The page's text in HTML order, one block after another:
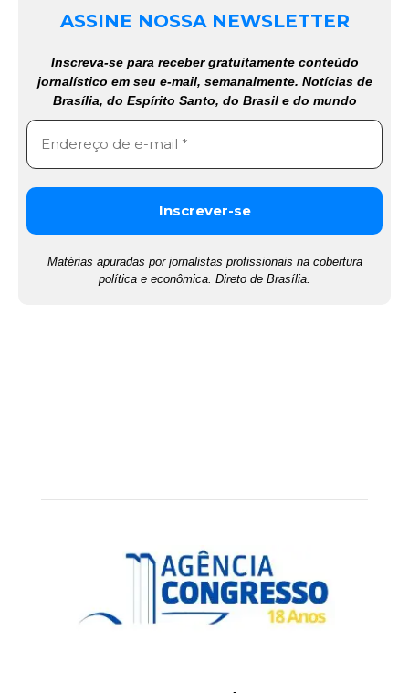
ASSINE NOSSA NEWSLETTER
Inscreva-se para receber gratuitamente conteúdo
jornalístico em seu e-mail, semanalmente. Notícias de
Brasília, do Espírito Santo, do Brasil e do mundo
Matérias apuradas por jornalistas profissionais na cobertura
política e econômica. Direto de Brasília.